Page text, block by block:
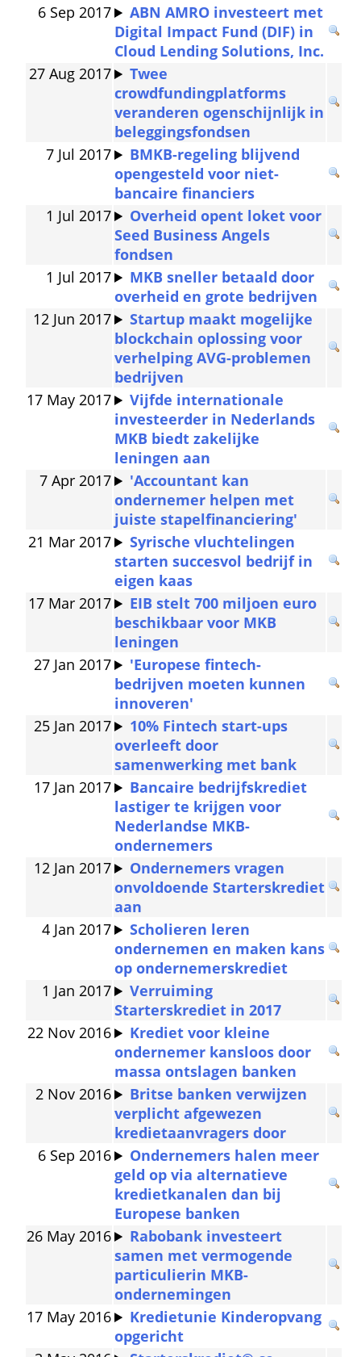
6 Sep 2017
ABN AMRO investeert met
Digital Impact Fund (DIF) in
Cloud Lending Solutions, Inc.
27 Aug 2017
Twee
crowdfundingplatforms
veranderen ogenschijnlijk in
beleggingsfondsen
7 Jul 2017
BMKB-regeling blijvend
opengesteld voor niet-
bancaire financiers
1 Jul 2017
Overheid opent loket voor
Seed Business Angels
fondsen
1 Jul 2017
MKB sneller betaald door
overheid en grote bedrijven
12 Jun 2017
Startup maakt mogelijke
blockchain oplossing voor
verhelping AVG-problemen
bedrijven
17 May 2017
Vijfde internationale
investeerder in Nederlands
MKB biedt zakelijke
leningen aan
7 Apr 2017
'Accountant kan
ondernemer helpen met
juiste stapelfinanciering'
21 Mar 2017
Syrische vluchtelingen
starten succesvol bedrijf in
eigen kaas
17 Mar 2017
EIB stelt 700 miljoen euro
beschikbaar voor MKB
leningen
27 Jan 2017
'Europese fintech-
bedrijven moeten kunnen
innoveren'
25 Jan 2017
10% Fintech start-ups
overleeft door
samenwerking met bank
17 Jan 2017
Bancaire bedrijfskrediet
lastiger te krijgen voor
Nederlandse MKB-
ondernemers
12 Jan 2017
Ondernemers vragen
onvoldoende Starterskrediet
aan
4 Jan 2017
Scholieren leren
ondernemen en maken kans
op ondernemerskrediet
1 Jan 2017
Verruiming
Starterskrediet in 2017
22 Nov 2016
Krediet voor kleine
ondernemer kansloos door
massa ontslagen banken
2 Nov 2016
Britse banken verwijzen
verplicht afgewezen
kredietaanvragers door
6 Sep 2016
Ondernemers halen meer
geld op via alternatieve
kredietkanalen dan bij
Europese banken
26 May 2016
Rabobank investeert
samen met vermogende
particulierin MKB-
ondernemingen
17 May 2016
Kredietunie Kinderopvang
opgericht